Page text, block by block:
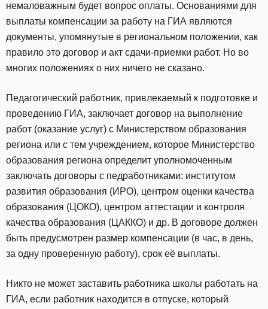
немаловажным будет вопрос оплаты. Основаниями для
выплаты компенсации за работу на ГИА являются
документы, упомянутые в региональном положении, как
правило это договор и акт сдачи-приемки работ. Но во
многих положениях о них ничего не сказано.
Педагогический работник, привлекаемый к подготовке и
проведению ГИА, заключает договор на выполнение
работ (оказание услуг) с Министерством образования
региона или с тем учреждением, которое Министерство
образования региона определит уполномоченным
заключать договоры с педработниками: институтом
развития образования (ИРО), центром оценки качества
образования (ЦОКО), центром аттестации и контроля
качества образования (ЦАККО) и др. В договоре должен
быть предусмотрен размер компенсации (в час, в день,
за одну проверенную работу), срок её выплаты.
Никто не может заставить работника школы работать на
ГИА, если работник находится в отпуске, который